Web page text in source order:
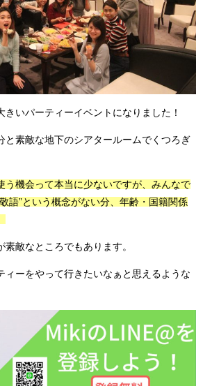
きいパーティーイベントになりました！
と素敵な地下のシアタールームでくつろぎ
う機会って本当に少ないですが、みんなで
語”という概念がない分、年齢・国籍関係
敵なところでもあります。
ィーをやって行きたいなぁと思えるような